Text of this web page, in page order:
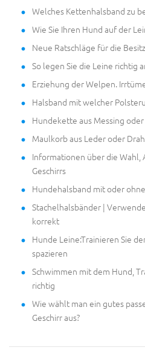
Welches Kettenhalsband zu
Wie Sie Ihren Hund auf der
Neue Ratschläge für die
So legen Sie die Leine richtig
Erziehung der Welpen.
Halsband mit welcher
Hundekette aus Messing oder
Maulkorb aus Leder oder
Informationen über die Wahl,
Geschirrs
Hundehalsband mit oder
Stachelhalsbänder |
korrekt
Hunde Leine:Trainieren Sie
spazieren
Schwimmen mit dem Hund,
richtig
Wie wählt man ein gutes
Geschirr aus?